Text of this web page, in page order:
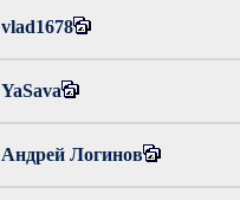
vlad1678
YaSava
Андрей Логинов